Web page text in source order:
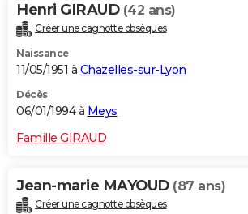
Henri GIRAUD (42 ans)
Créer une cagnotte obsèques
Naissance
11/05/1951 à Chazelles-sur-Lyon
Décès
06/01/1994 à Meys
Famille GIRAUD
Jean-marie MAYOUD (87 ans)
Créer une cagnotte obsèques